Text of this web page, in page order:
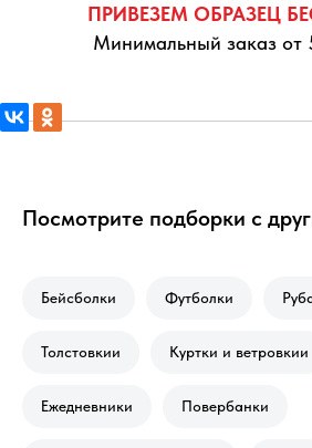
ПРИВЕЗЕМ ОБРАЗЕЦ
Минимальный заказ
Посмотрите подборки с
Бейсболки Футболки
Толстовкии Куртки и ветровкии
Ежедневники Повербанки